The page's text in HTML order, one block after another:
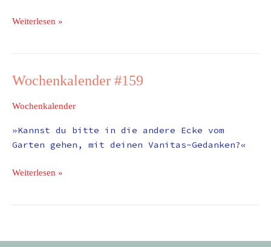
Weiterlesen »
Wochenkalender #159
Wochenkalender
»Kannst du bitte in die andere Ecke vom
Garten gehen, mit deinen Vanitas-Gedanken?«
Wochenkalender
Weiterlesen »